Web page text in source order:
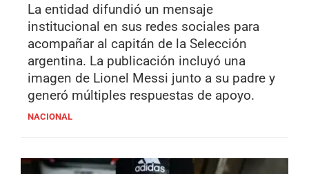
La entidad difundió un mensaje
institucional en sus redes sociales para
acompañar al capitán de la Selección
argentina. La publicación incluyó una
imagen de Lionel Messi junto a su padre y
generó múltiples respuestas de apoyo.
NACIONAL